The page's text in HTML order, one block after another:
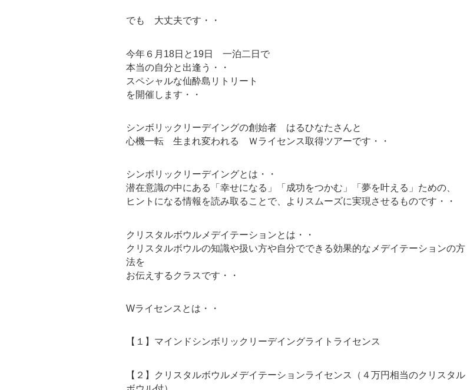
でも 大丈夫です・・
今年６月18日と19日 一泊二日で
本当の自分と出逢う・・
スペシャルな仙酔島リトリート
を開催します・・
シンボリックリーデイングの創始者 はるひなたさんと
心機一転 生まれ変われる Ｗライセンス取得ツアーです・・
シンボリックリーデイングとは・・
潜在意識の中にある「幸せになる」「成功をつかむ」「夢を叶える」ための、
ヒントになる情報を読み取ることで、よりスムーズに実現させるものです・・
クリスタルボウルメデイテーションとは・・
クリスタルボウルの知識や扱い方や自分でできる効果的なメデイテーションの方
法を
お伝えするクラスです・・
Wライセンスとは・・
【１】マインドシンボリックリーデイングライトライセンス
【２】クリスタルボウルメデイテーションライセンス（４万円相当のクリスタル